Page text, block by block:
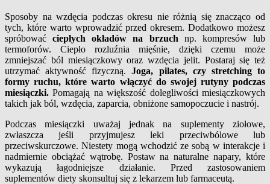
Sposoby na wzdęcia podczas okresu nie różnią się znacząco od
tych, które warto wprowadzić przed okresem. Dodatkowo możesz
spróbowaćciepłych okładów na brzuch np. kompresów lub
termoforów. Ciepło rozluźnia mięśnie, dzięki czemu może
zmniejszać ból miesiączkowy oraz wzdęcia jelit. Postaraj się też
utrzymać aktywność fizyczną.Joga, pilates, czy stretching to
formy ruchu, które warto włączyć do swojej rutyny podczas
miesiączki. Pomagają na większość dolegliwości miesiączkowych
takich jak ból, wzdęcia, zaparcia, obniżone samopoczucie i nastrój.
Podczas miesiączki uważaj jednak na suplementy ziołowe,
zwłaszcza jeśli przyjmujesz leki przeciwbólowe lub
przeciwskurczowe. Niestety mogą wchodzić ze sobą w interakcje i
nadmiernie obciążać wątrobę. Postaw na naturalne napary, które
wykazują łagodniejsze działanie. Przed zastosowaniem
suplementów diety skonsultuj się z lekarzem lub farmaceutą.